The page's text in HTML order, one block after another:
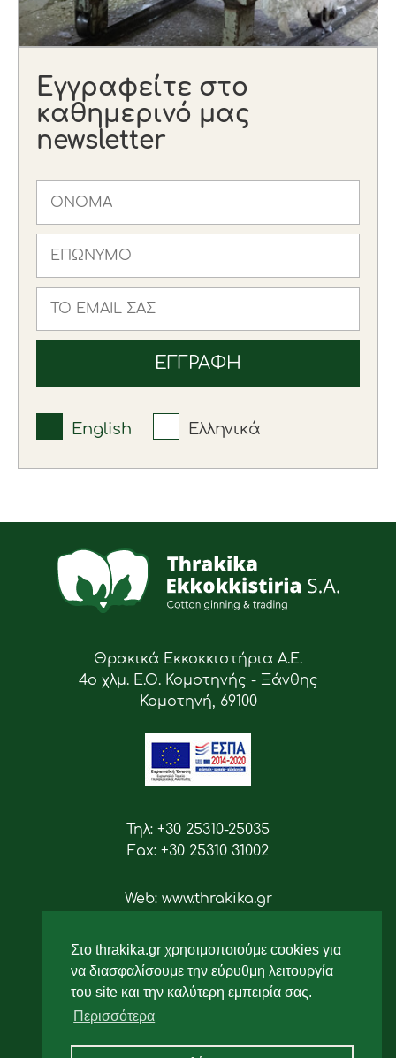
Στο thrakika.gr χρησιμοποιούμε cookies για
να διασφαλίσουμε την εύρυθμη λειτουργία
του site και την καλύτερη εμπειρία σας.
Περισσότερα
Εγγραφείτε στο
καθημερινό μας
newsletter
English Ελληνικά
Θρακικά Εκκοκκιστήρια Α.Ε.
4ο χλμ. Ε.Ο. Κομοτηνής - Ξάνθης
Κομοτηνή, 69100
Τηλ: +30 25310-25035
Fax: +30 25310 31002
Web: www.thrakika.gr
Ακολουθήστε μας